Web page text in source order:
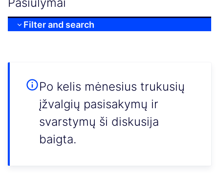
Filter and search
Po kelis mėnesius trukusių
įžvalgių pasisakymų ir
svarstymų ši diskusija
baigta.